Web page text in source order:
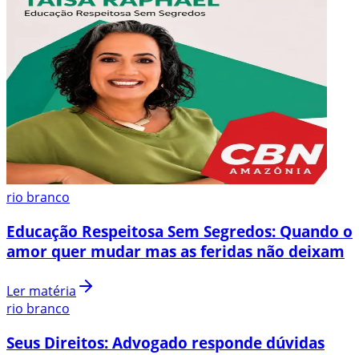
rio branco
Educação Respeitosa Sem Segredos: Quando o
amor quer mudar mas as feridas não deixam
Ler matéria
rio branco
Seus Direitos: Advogado responde dúvidas